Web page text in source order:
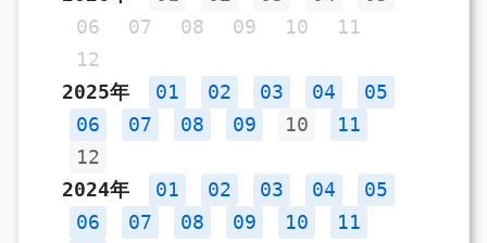
06
07 08 09 10
11
12
2025年
01 02 03 04
05
06
07 08 09 10
11
12
2024年
01 02 03 04
05
06
07 08 09 10
11